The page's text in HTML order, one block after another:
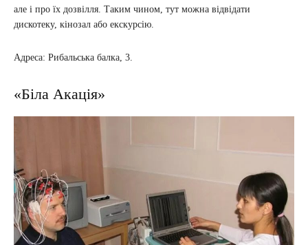
але і про їх дозвілля. Таким чином, тут можна відвідати
дискотеку, кінозал або екскурсію.
Адреса: Рибальська балка, 3.
«Біла Акація»